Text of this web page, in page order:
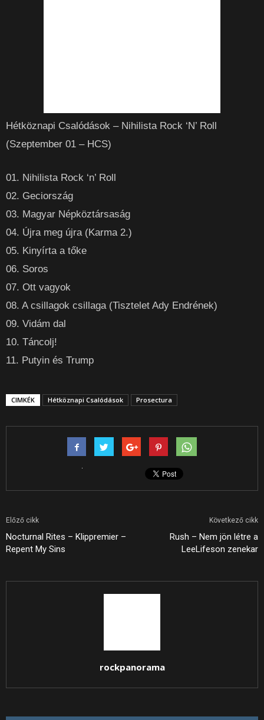
Hétköznapi Csalódások – Nihilista Rock ‘N’ Roll
(Szeptember 01 – HCS)
01. Nihilista Rock ‘n’ Roll
02. Geciország
03. Magyar Népköztársaság
04. Újra meg újra (Karma 2.)
05. Kinyírta a tőke
06. Soros
07. Ott vagyok
08. A csillagok csillaga (Tisztelet Ady Endrének)
09. Vidám dal
10. Táncolj!
11. Putyin és Trump
CIMKÉK Hétköznapi Csalódások Prosectura
Előző cikk
Nocturnal Rites – Klippremier –
Repent My Sins
Következő cikk
Rush – Nem jön létre a
LeeLifeson zenekar
rockpanorama